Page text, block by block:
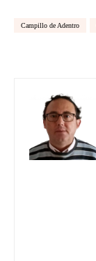
Campillo de Adentro